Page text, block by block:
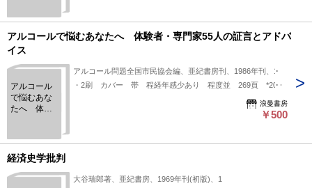
アルコールで悩むあなたへ 体験者・専門家55人の証言とアドバ
イス
アルコール
で悩むあな
たへ 体験
とアドバイ
ス
アルコール問題全国市民協会編、亜紀書房刊、1986年刊、1
・2刷 カバー 帯 程経年感少あり 程度並 269頁 *203
浪曼書房
￥500
経済史学批判
大谷瑞郎著、亜紀書房、1969年刊(初版)、1